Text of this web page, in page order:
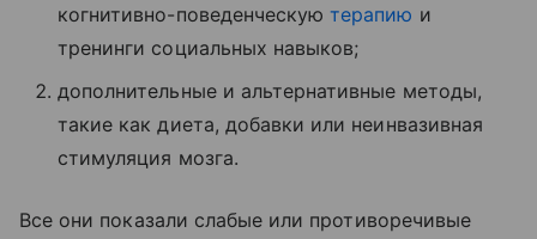
когнитивно-поведенческуютерапию и
тренинги социальных навыков;
дополнительные и альтернативные методы,
такие как диета, добавки или неинвазивная
стимуляция мозга.
Все они показали слабые или противоречивые